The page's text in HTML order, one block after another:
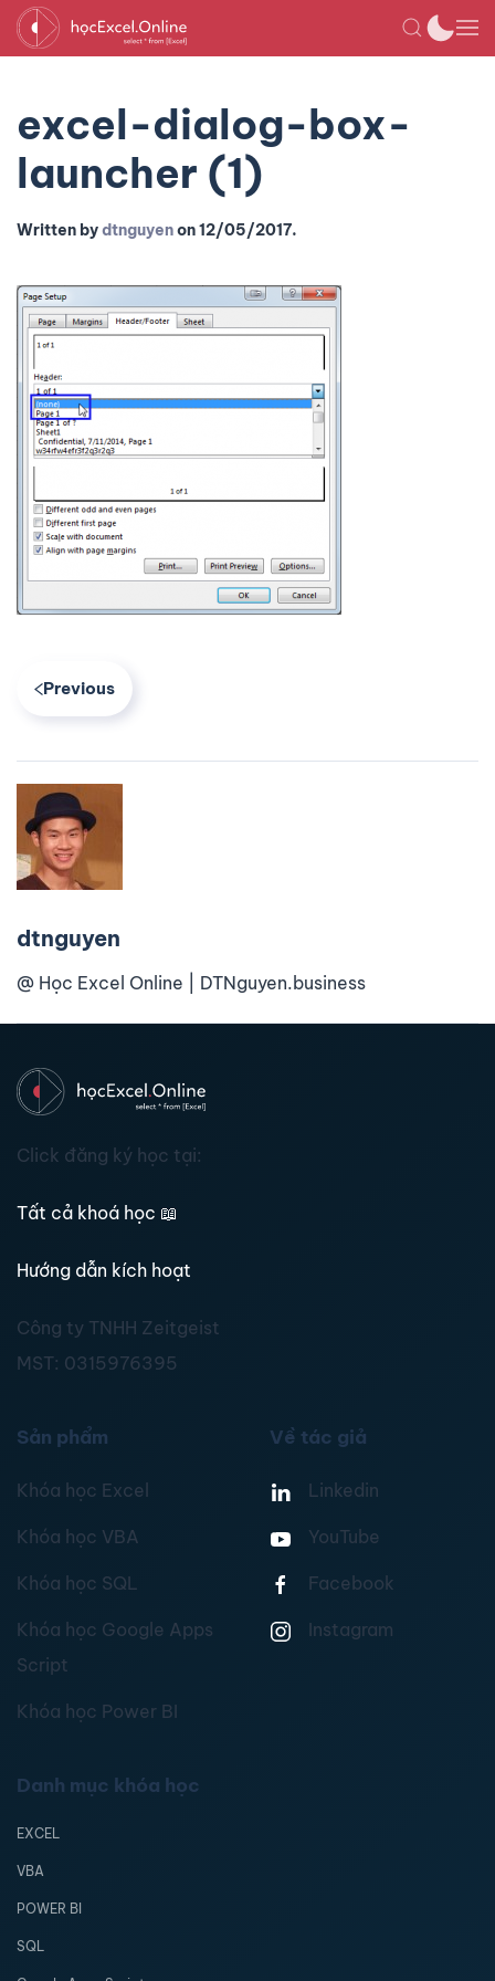
excel-dialog-box-
launcher (1)
Written bydtnguyenon12/05/2017.
Previous
dtnguyen
@ Học Excel Online | DTNguyen.business
Click đăng ký học tại:
Tất cả khoá học 📖
Hướng dẫn kích hoạt
Công ty TNHH Zeitgeist
MST: 0315976395
Sản phẩm
Khóa học Excel
Khóa học VBA
Khóa học SQL
Khóa học Google Apps
Script
Khóa học Power BI
Về tác giả
Linkedin
YouTube
Facebook
Instagram
Danh mục khóa học
EXCEL
VBA
POWER BI
SQL